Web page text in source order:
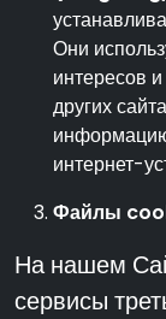
Они
интересов
других
интернет-
Файлы
На нашем
сервисы